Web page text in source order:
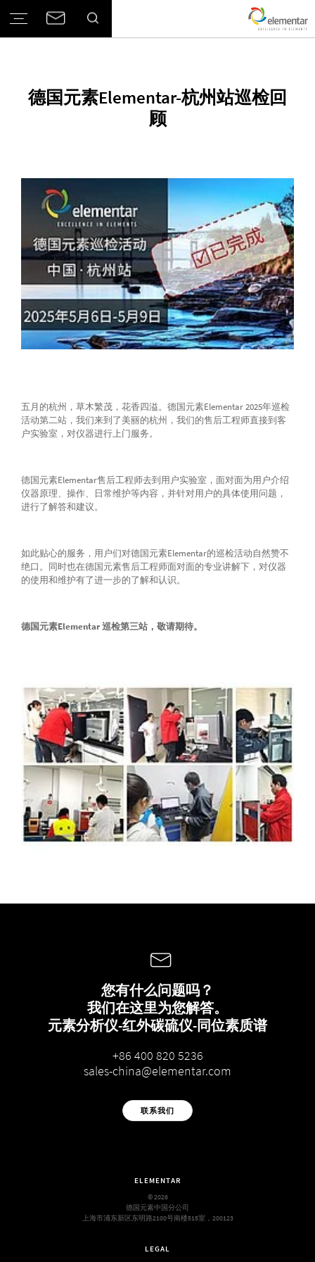
德国元素Elementar-杭州站巡检回
顾
五月的杭州，草木繁茂，花香四溢。德国元素Elementar 2025年巡检
活动第二站，我们来到了美丽的杭州，我们的售后工程师直接到客
户实验室，对仪器进行上门服务。
德国元素Elementar售后工程师去到用户实验室，面对面为用户介绍
仪器原理、操作、日常维护等内容，并针对用户的具体使用问题，
进行了解答和建议。
如此贴心的服务，用户们对德国元素Elementar的巡检活动自然赞不
绝口。同时也在德国元素售后工程师面对面的专业讲解下，对仪器
的使用和维护有了进一步的了解和认识。
德国元素Elementar 巡检第三站，敬请期待。
您有什么问题吗？
我们在这里为您解答。
元素分析仪-红外碳硫仪-同位素质谱
+86 400 820 5236
sales-china@elementar.com
联系我们
ELEMENTAR
© 2026
德国元素中国分公司
上海市浦东新区东明路2100号南楼515室，200123
LEGAL